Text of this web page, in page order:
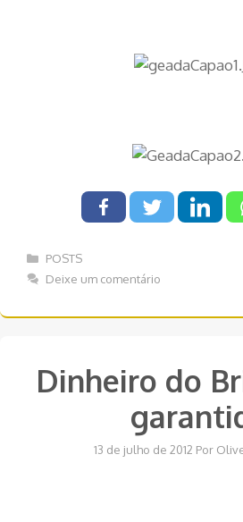
Categorias
POSTS
Deixe um comentário
Dinheiro do
13 de julho de 2012 Por